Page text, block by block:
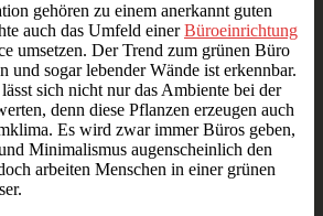
gehören zu einem anerkannt guten
auch das Umfeld einerBüroeinrichtung
umsetzen. Der Trend zum grünen Büro
und sogar lebender Wände ist erkennbar.
sich nicht nur das Ambiente bei der
denn diese Pflanzen erzeugen auch
Es wird zwar immer Büros geben,
Minimalismus augenscheinlich den
arbeiten Menschen in einer grünen